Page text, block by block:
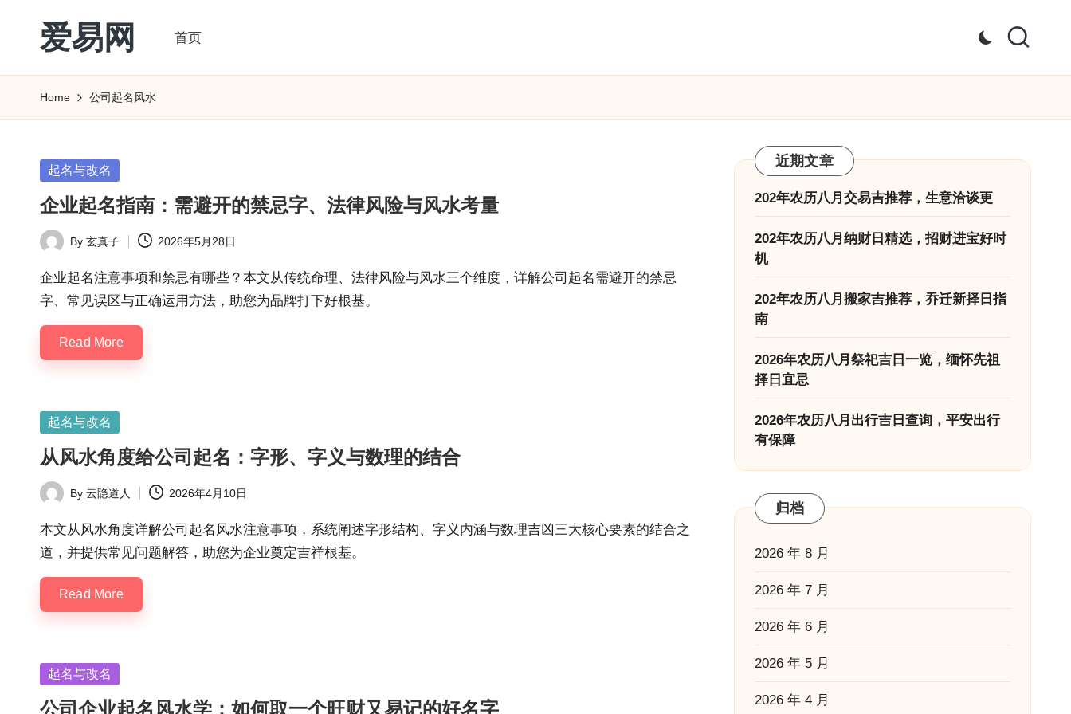
爱易网
历
阳
转
农
历
阴
历
查
询
_2ebc.com
首页
Home 公司起名风水
Posted
起名与改名
企业起名指南：需避开的禁忌字、法律风险与风水考量
Posted
by
By 玄真子 2026年5月28日
企业起名注意事项和禁忌有哪些？本文从传统命理、法律风险与风水三个维度，详解公司起名需避开的禁忌
字、常见误区与正确运用方法，助您为品牌打下好根基。
Read More
Posted
起名与改名
从风水角度给公司起名：字形、字义与数理的结合
Posted
by
By 云隐道人 2026年4月10日
本文从风水角度详解公司起名风水注意事项，系统阐述字形结构、字义内涵与数理吉凶三大核心要素的结合之
道，并提供常见问题解答，助您为企业奠定吉祥根基。
Read More
Posted
起名与改名
公司企业起名风水学：如何取一个旺财又易记的好名字
近期文章
202年农历八月交易吉推荐，生意洽谈更
202年农历八月纳财日精选，招财进宝好时
机
202年农历八月搬家吉推荐，乔迁新择日指
南
2026年农历八月祭祀吉日一览，缅怀先祖
择日宜忌
2026年农历八月出行吉日查询，平安出行
有保障
归档
2026 年 8 月
2026 年 7 月
2026 年 6 月
2026 年 5 月
2026 年 4 月